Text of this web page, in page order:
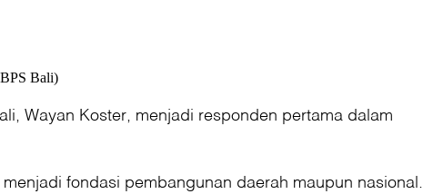
Bali)
Wayan Koster, menjadi responden pertama dalam
fondasi pembangunan daerah maupun nasional.